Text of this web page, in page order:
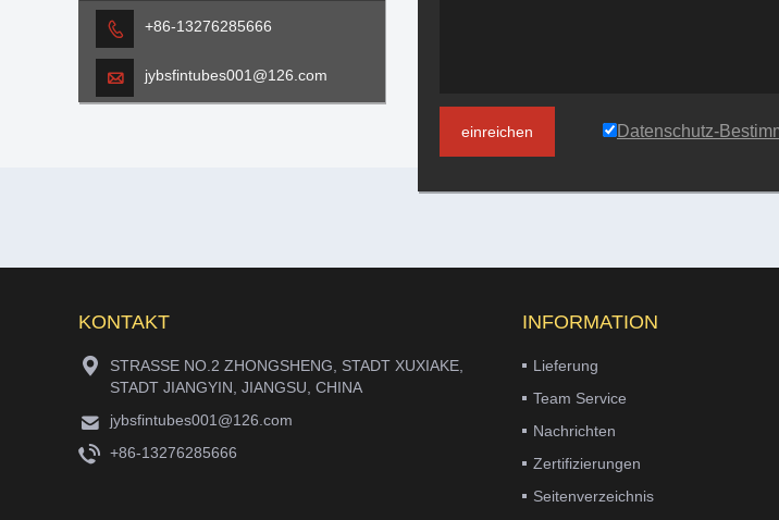
einreichen Datenschutz-
 +86-13276285666
 jybsfintubes001@126.com
KONTAKT

STRASSE NO.2 ZHONGSHENG, STADT XUXIAKE,
STADT JIANGYIN, JIANGSU, CHINA
 jybsfintubes001@126.com
 +86-13276285666
INFORMATION
Lieferung
Team Service
Nachrichten
Zertifizierungen
Seitenverzeichnis